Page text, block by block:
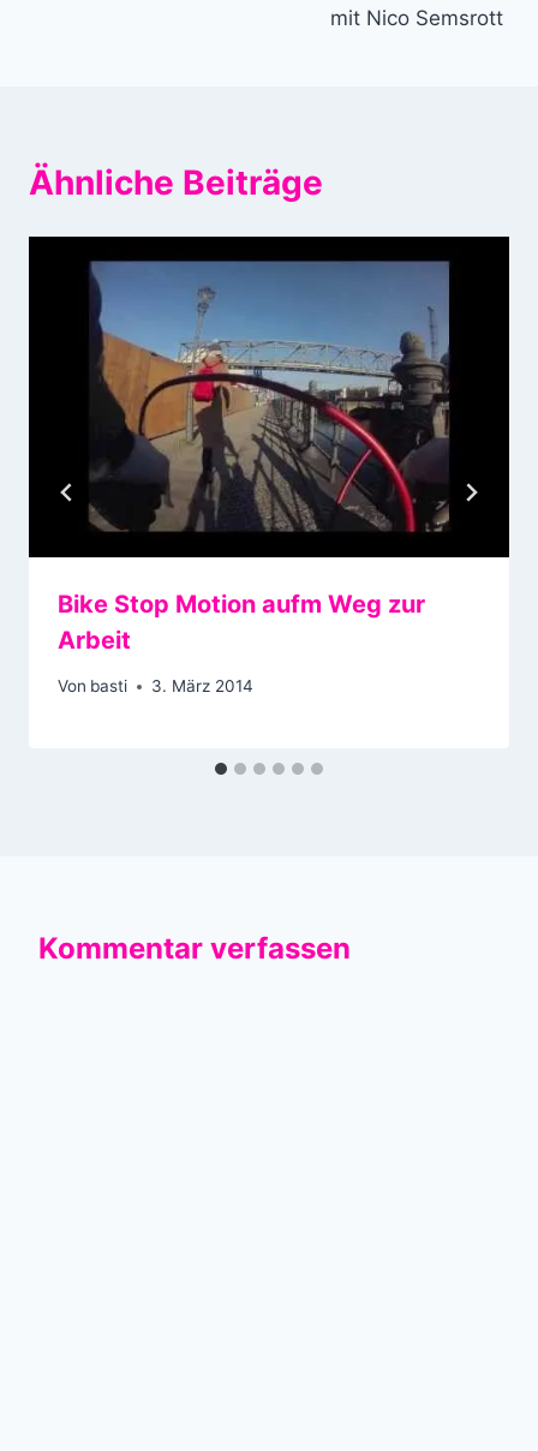
mit Nico Semsrott
Ähnliche Beiträge
Bike Stop Motion aufm Weg zur
Arbeit
Von basti 3. März 2014
Kommentar verfassen